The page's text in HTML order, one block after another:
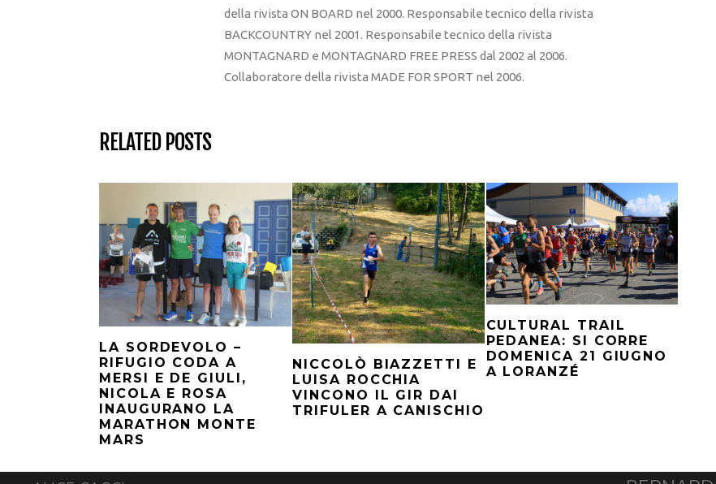
della rivista ON BOARD nel 2000. Responsabile tecnico della rivista
BACKCOUNTRY nel 2001. Responsabile tecnico della rivista
MONTAGNARD e MONTAGNARD FREE PRESS dal 2002 al 2006.
Collaboratore della rivista MADE FOR SPORT nel 2006.
RELATED POSTS
LA SORDEVOLO –
RIFUGIO CODA A
MERSI E DE GIULI,
NICOLA E ROSA
INAUGURANO LA
MARATHON MONTE
MARS
NICCOLÒ BIAZZETTI E
LUISA ROCCHIA
VINCONO IL GIR DAI
TRIFULER A CANISCHIO
CULTURAL TRAIL
PEDANEA: SI CORRE
DOMENICA 21 GIUGNO
A LORANZÉ